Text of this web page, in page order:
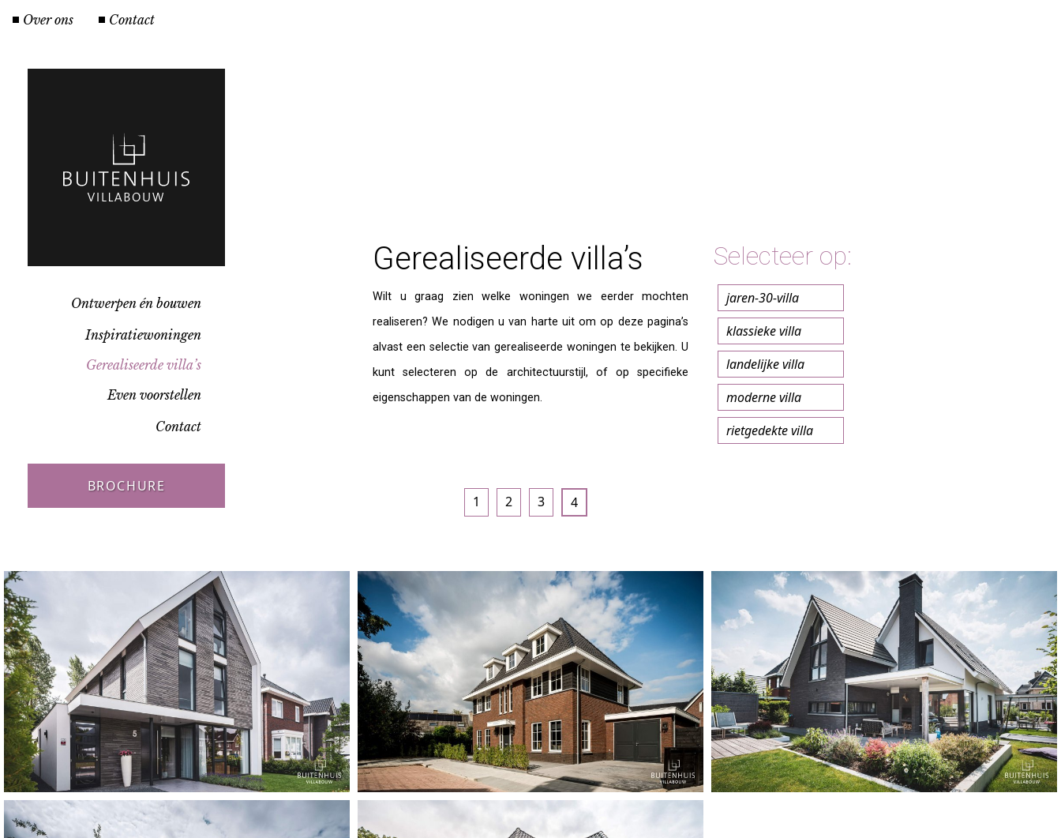
Over ons Contact
Ontwerpen én bouwen
Inspiratiewoningen
Gerealiseerde villa’s
Even voorstellen
Contact
BROCHURE
Gerealiseerde villa’s
Wilt u graag zien welke woningen we eerder mochten
realiseren? We nodigen u van harte uit om op deze pagina’s
alvast een selectie van gerealiseerde woningen te bekijken. U
kunt selecteren op de architectuurstijl, of op specifieke
eigenschappen van de woningen.
Selecteer op:
jaren-30-villa
klassieke villa
landelijke villa
moderne villa
rietgedekte villa
1 2 3 4